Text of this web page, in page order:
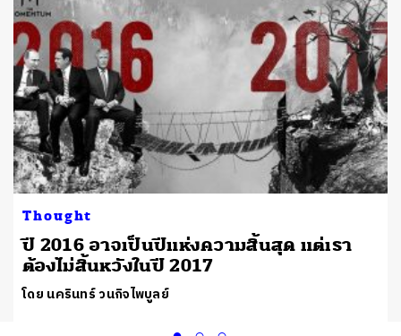
Thought
ปี 2016 อาจเป็นปีแห่งความสิ้นสุด แต่เรา
ต้องไม่สิ้นหวังในปี 2017
โดย นครินทร์ วนกิจไพบูลย์